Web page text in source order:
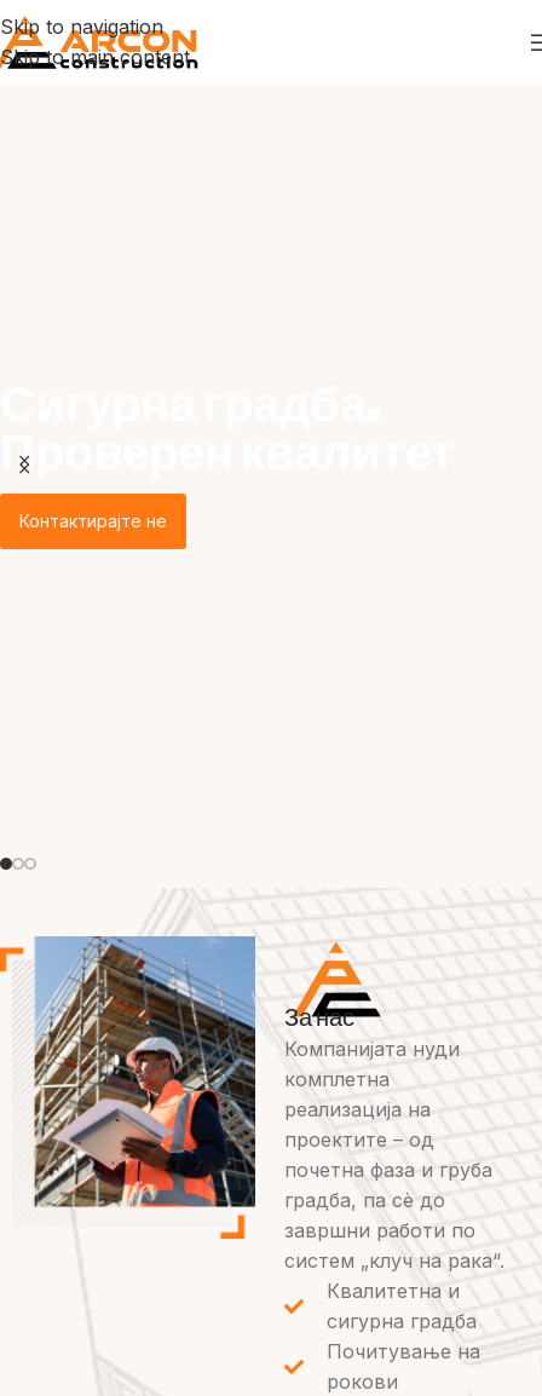
Skip to navigation
Skip to main content
Проверен квалитет
Контактирајте не
За нас
Компанијата нуди
комплетна
реализација на
проектите – од
почетна фаза и груба
градба, па сè до
завршни работи по
систем „клуч на рака“.
Квалитетна и
сигурна градба
Почитување на
рокови